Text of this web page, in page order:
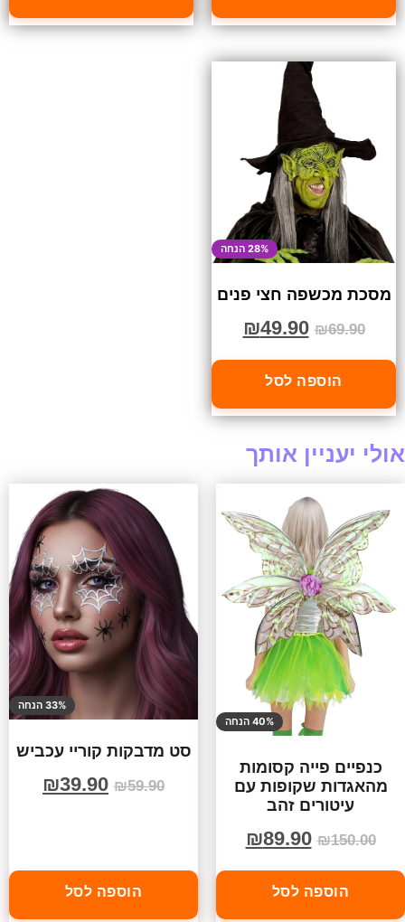
28% הנחה
מסכת מכשפה חצי פנים
₪69.90
₪49.90
הוספה לסל
אולי יעניין אותך
40% הנחה
כנפיים פייה קסומות
מהאגדות שקופות עם
עיטורים זהב
₪150.00
₪89.90
הוספה לסל
33% הנחה
סט מדבקות קוריי עכביש
₪59.90
₪39.90
הוספה לסל